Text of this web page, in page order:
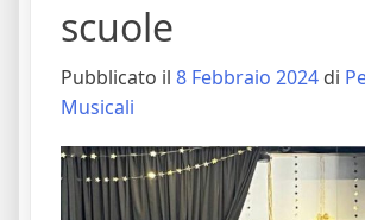
scuole
Pubblicato il 8 Febbraio 2024 di
Musicali